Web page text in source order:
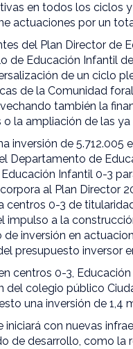
en todos los ciclos
actuaciones por un
del Plan Director de
de Educación Infantil
de un ciclo
de la Comunidad
también la
la ampliación de las ya
inversión de
Departamento de
Infantil 0-3
al Plan Director
centros 0-3 de
impulso a la
inversión en
presupuesto inversor
centros 0-3,
colegio público
una inversión de 1,4
con nuevas
de desarrollo, como la